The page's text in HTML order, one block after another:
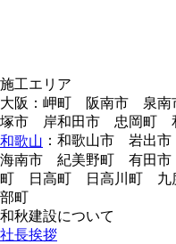
施工エリア
大阪：岬町 阪南市 泉
塚市 岸和田市 忠岡町
和歌山 ：和歌山市 岩出
海南市 紀美野町 有田
町 日高町 日高川町
部町
和秋建設について
社長挨拶